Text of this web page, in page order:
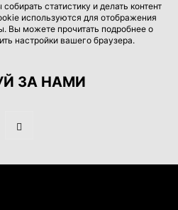
статистику и делать контент
используются для отображения
Вы можете прочитать подробнее о
настройки вашего браузера.
ЗА НАМИ